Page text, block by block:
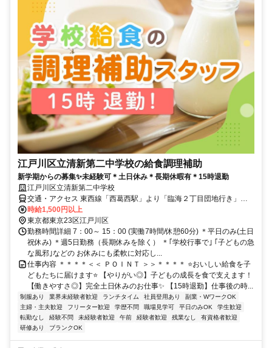
江戸川区立清新第二中学校の給食調理補助
新学期からの募集✨未経験可＊土日休み＊長期休暇有＊15時退勤
江戸川区立清新第二中学校
交通・アクセス 東西線「西葛西駅」より「臨海２丁目団地行き」都
バス利用、「清新ふたば小前」下車して徒歩すぐ
時給1,500円以上
東京都東京23区江戸川区
勤務時間詳細 7：00～ 15：00 (実働7時間/休憩60分) ＊平日のみ(土日
祝休み) ＊週5日勤務（長期休みを除く） ＊｢学校行事で｣ ｢子どもの急
な風邪｣などの お休みにも柔軟に対応し...
仕事内容 ＊＊＊＊＜＜ ＰＯＩＮＴ ＞＞＊＊＊＊ ⭐おいしい給食を子
どもたちに届けます⭐ 【やりがい◎】子どもの成長を食で支えます！
【働きやすさ◎】完全土日休みのお仕事✨ 【15時退勤】仕事後の時...
制服あり 業界未経験者歓迎 ランチタイム 社員登用あり
副業・WワークOK
主婦・主夫歓迎
フリーター歓迎 学歴不問 職場見学可 平日のみOK
学生歓迎
転勤なし
経験不問 未経験者歓迎 午前 経験者歓迎 残業なし
有資格者歓迎
研修あり
ブランクOK